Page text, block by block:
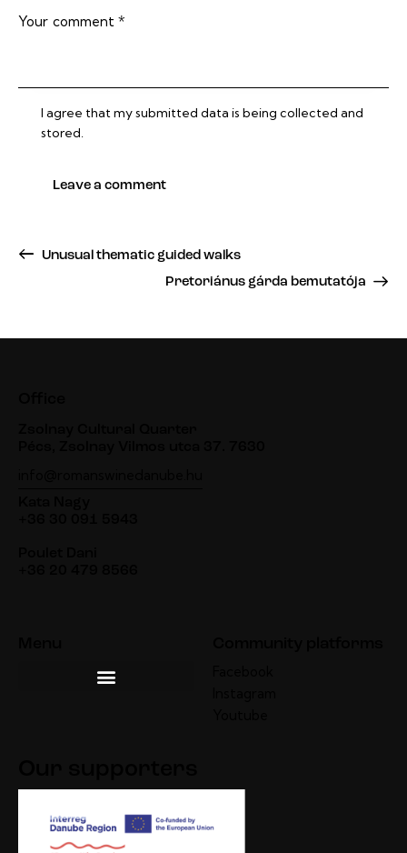
I agree that my submitted data is being collected and
stored.
Unusual thematic guided walks
Pretoriánus gárda bemutatója